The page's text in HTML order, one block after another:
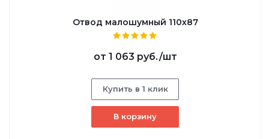
Отвод малошумный 110х87
от 1 063 руб./шт
Купить в 1 клик
В корзину